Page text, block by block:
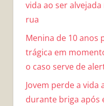
vida ao ser
rua
Menina de 10 anos
trágica em
o caso serve de
Jovem perde a vida
durante briga após